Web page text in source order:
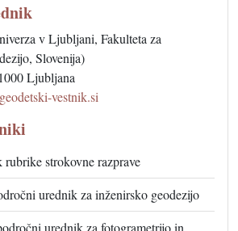
v Ljubljani, Fakulteta za
Slovenija)
Ljubljana
vestnik.si
strokovne razprave
urednik za inženirsko geodezijo
urednik za fotogrametrijo in